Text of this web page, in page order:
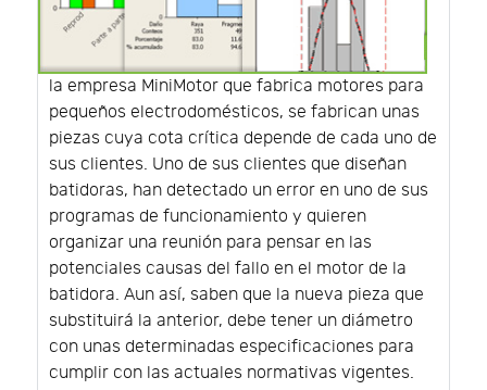
la empresa MiniMotor que fabrica motores para
pequeños electrodomésticos, se fabrican unas
piezas cuya cota crítica depende de cada uno de
sus clientes. Uno de sus clientes que diseñan
batidoras, han detectado un error en uno de sus
programas de funcionamiento y quieren
organizar una reunión para pensar en las
potenciales causas del fallo en el motor de la
batidora. Aun así, saben que la nueva pieza que
substituirá la anterior, debe tener un diámetro
con unas determinadas especificaciones para
cumplir con las actuales normativas vigentes.